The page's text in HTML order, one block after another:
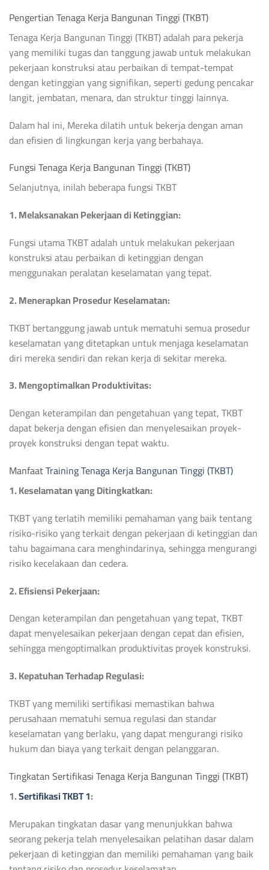
Pengertian Tenaga Kerja Bangunan Tinggi (TKBT)
Tenaga Kerja Bangunan Tinggi (TKBT) adalah para pekerja
yang memiliki tugas dan tanggung jawab untuk melakukan
pekerjaan konstruksi atau perbaikan di tempat-tempat
dengan ketinggian yang signifikan, seperti gedung pencakar
langit, jembatan, menara, dan struktur tinggi lainnya.
Dalam hal ini, Mereka dilatih untuk bekerja dengan aman
dan efisien di lingkungan kerja yang berbahaya.
Fungsi Tenaga Kerja Bangunan Tinggi (TKBT)
Selanjutnya, inilah beberapa fungsi TKBT
1. Melaksanakan Pekerjaan di Ketinggian:
Fungsi utama TKBT adalah untuk melakukan pekerjaan
konstruksi atau perbaikan di ketinggian dengan
menggunakan peralatan keselamatan yang tepat.
2. Menerapkan Prosedur Keselamatan:
TKBT bertanggung jawab untuk mematuhi semua prosedur
keselamatan yang ditetapkan untuk menjaga keselamatan
diri mereka sendiri dan rekan kerja di sekitar mereka.
3. Mengoptimalkan Produktivitas:
Dengan keterampilan dan pengetahuan yang tepat, TKBT
dapat bekerja dengan efisien dan menyelesaikan proyek-
proyek konstruksi dengan tepat waktu.
ManfaatTraining Tenaga Kerja Bangunan Tinggi (TKBT)
1. Keselamatan yang Ditingkatkan:
TKBT yang terlatih memiliki pemahaman yang baik tentang
risiko-risiko yang terkait dengan pekerjaan di ketinggian dan
tahu bagaimana cara menghindarinya, sehingga mengurangi
risiko kecelakaan dan cedera.
2. Efisiensi Pekerjaan:
Dengan keterampilan dan pengetahuan yang tepat, TKBT
dapat menyelesaikan pekerjaan dengan cepat dan efisien,
sehingga mengoptimalkan produktivitas proyek konstruksi.
3. Kepatuhan Terhadap Regulasi:
TKBT yang memiliki sertifikasi memastikan bahwa
perusahaan mematuhi semua regulasi dan standar
keselamatan yang berlaku, yang dapat mengurangi risiko
hukum dan biaya yang terkait dengan pelanggaran.
Tingkatan Sertifikasi Tenaga Kerja Bangunan Tinggi (TKBT)
1.Sertifikasi TKBT 1:
Merupakan tingkatan dasar yang menunjukkan bahwa
seorang pekerja telah menyelesaikan pelatihan dasar dalam
pekerjaan di ketinggian dan memiliki pemahaman yang baik